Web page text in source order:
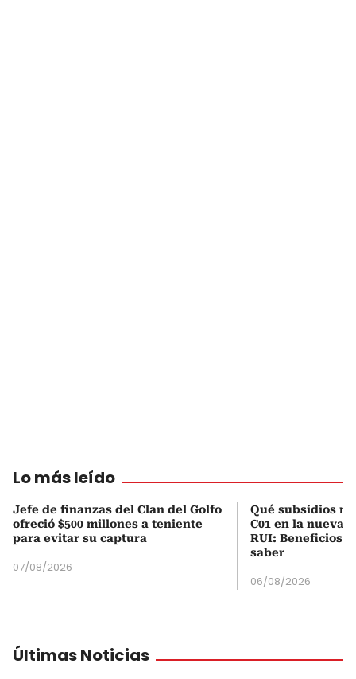
Lo más leído
Jefe de finanzas del Clan del Golfo
ofreció $500 millones a teniente
para evitar su captura
07/08/2026
Qué subsidios
C01 en la nueva
RUI: Beneficios
saber
06/08/2026
Últimas Noticias